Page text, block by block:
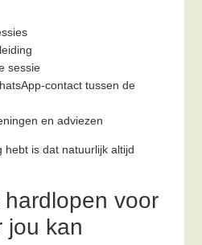
sessie
contact tussen de
en adviezen
hebt is dat natuurlijk altijd
voor
jou kan